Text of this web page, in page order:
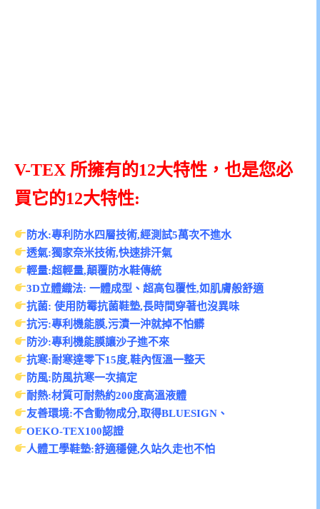
V-TEX 所擁有的12大特性，也是您必
買它的12大特性:
️防水:專利防水四層技術,經測試5萬次不進水
透氣:獨家奈米技術,快速排汗氣
輕量:超輕量,顛覆防水鞋傳統
3D立體織法: 一體成型、超高包覆性,如肌膚般舒適
抗菌: 使用防霉抗菌鞋墊,長時間穿著也沒異味
抗污:專利機能膜,污漬一沖就掉不怕髒
防沙:專利機能膜讓沙子進不來
抗寒:耐寒達零下15度,鞋內恆溫一整天
防風:防風抗寒一次搞定
耐熱:材質可耐熱約200度高溫液體
友善環境:不含動物成分,取得BLUESIGN、
OEKO-TEX100認證
人體工學鞋墊:舒適穩健,久站久走也不怕